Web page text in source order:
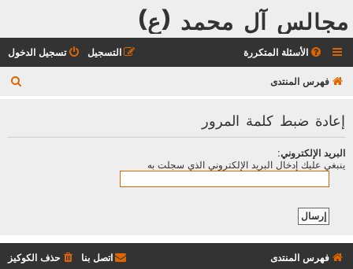
مجالس آل محمد (ع)
الأسئلة المتكررة تسجيل الدخول التسجيل
فهرس المنتدى
إعادة ضبط كلمة المرور
البريد الإلكتروني:
ينبغي عليك إدخال البريد الإلكتروني الذي سجلت به
فهرس المنتدى حذف الكوكيز اتصل بنا